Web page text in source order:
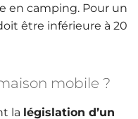
en camping. Pour un
être inférieure à 20
mobile ?
la législation d’un